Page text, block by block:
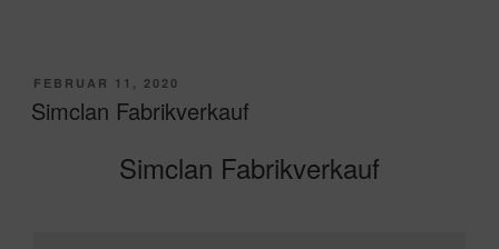
VERÖFFENTLICHT
AM
FEBRUAR 11, 2020
Simclan Fabrikverkauf
Simclan Fabrikverkauf